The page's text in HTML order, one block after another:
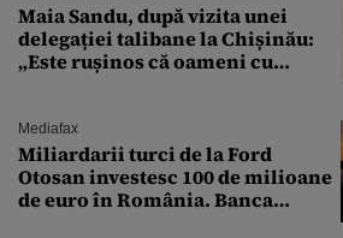
Maia Sandu, după vizita unei
delegației talibane la Chișinău:
„Este rușinos că oameni cu
Mediafax
Miliardarii turci de la Ford
Otosan investesc 100 de milioane
de euro în România. Banca